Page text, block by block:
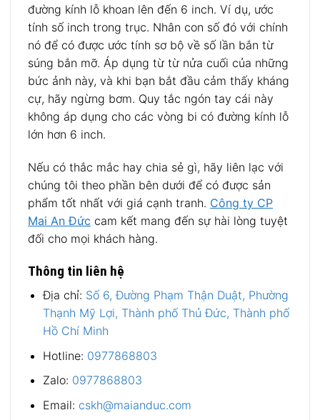
đường kính lỗ khoan lên đến 6 inch. Ví dụ, ước
tính số inch trong trục. Nhân con số đó với chính
nó để có được ước tính sơ bộ về số lần bắn từ
súng bắn mỡ. Áp dụng từ từ nửa cuối của những
bức ảnh này, và khi bạn bắt đầu cảm thấy kháng
cự, hãy ngừng bơm. Quy tắc ngón tay cái này
không áp dụng cho các vòng bi có đường kính lỗ
lớn hơn 6 inch.
Nếu có thắc mắc hay chia sẻ gì, hãy liên lạc với
chúng tôi theo phần bên dưới để có được sản
phẩm tốt nhất với giá cạnh tranh. Công ty CP
Mai An Đức cam kết mang đến sự hài lòng tuyệt
đối cho mọi khách hàng.
Thông tin liên hệ
Địa chỉ: Số 6, Đường Phạm Thận Duật, Phường
Thạnh Mỹ Lợi, Thành phố Thủ Đức, Thành phố
Hồ Chí Minh
Hotline: 0977868803
Zalo: 0977868803
Email: cskh@maianduc.com